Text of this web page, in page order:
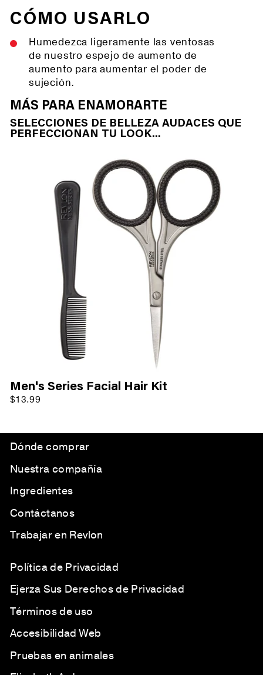
CÓMO USARLO
Humedezca ligeramente las ventosas
de nuestro espejo de aumento de
aumento para aumentar el poder de
sujeción.
MÁS PARA ENAMORARTE
SELECCIONES DE BELLEZA AUDACES QUE
PERFECCIONAN TU LOOK...
Men's Series Facial Hair Kit
$13.99
Dónde comprar
Nuestra compañía
Ingredientes
Contáctanos
Trabajar en Revlon
Política de Privacidad
Ejerza Sus Derechos de Privacidad
Términos de uso
Accesibilidad Web
Pruebas en animales